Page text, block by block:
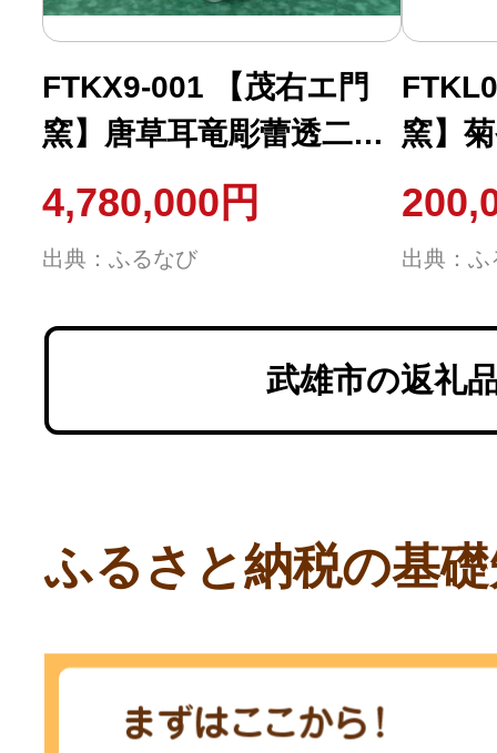
FTKX9-001 【茂右エ門
窯】唐草耳竜彫蕾透二段
香炉
4,780,000円
出典：ふるなび
窯】
出典：ふ
武雄市の返礼
ふるさと納税の基